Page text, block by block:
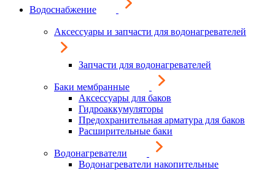
Водоснабжение
Аксессуары и запчасти для водонагревателей
Запчасти для водонагревателей
Баки мембранные
Аксессуары для баков
Гидроаккумуляторы
Предохранительная арматура для баков
Расширительные баки
Водонагреватели
Водонагреватели накопительные